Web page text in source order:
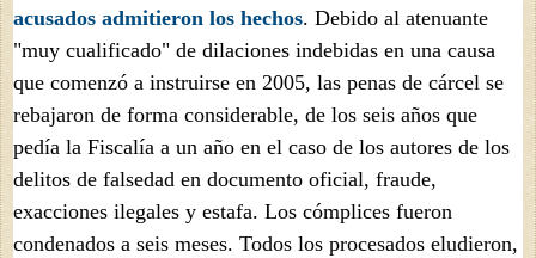
acusados admitieron los hechos. Debido al atenuante
"muy cualificado" de dilaciones indebidas en una causa
que comenzó a instruirse en 2005, las penas de cárcel se
rebajaron de forma considerable, de los seis años que
pedía la Fiscalía a un año en el caso de los autores de los
delitos de falsedad en documento oficial, fraude,
exacciones ilegales y estafa. Los cómplices fueron
condenados a seis meses. Todos los procesados eludieron,